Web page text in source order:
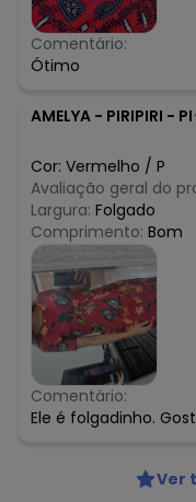
Comentário:
Ótimo
AMELYA - PIRIPIRI - PI
Cor: Vermelho / P
Avaliação geral do
Largura: Folgado
Comprimento: Bom
Comentário:
Ele é folgadinho.
Ver